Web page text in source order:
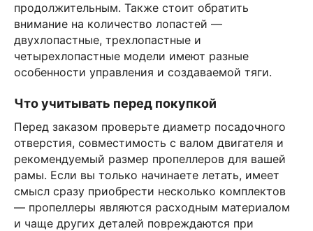
продолжительным. Также стоит обратить
внимание на количество лопастей —
двухлопастные, трехлопастные и
четырехлопастные модели имеют разные
особенности управления и создаваемой тяги.
Что учитывать перед покупкой
Перед заказом проверьте диаметр посадочного
отверстия, совместимость с валом двигателя и
рекомендуемый размер пропеллеров для вашей
рамы. Если вы только начинаете летать, имеет
смысл сразу приобрести несколько комплектов
— пропеллеры являются расходным материалом
и чаще других деталей повреждаются при